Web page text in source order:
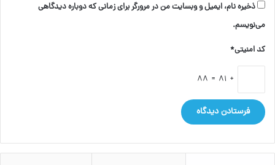
ذخیره نام، ایمیل و وبسایت من در مرورگر برای زمانی که دوباره دیدگاهی
می‌نویسم.
کد امنیتی*
+ 81 = 88